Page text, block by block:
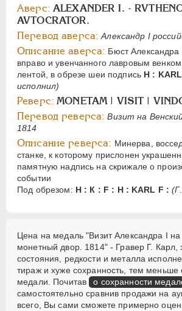
Аверс: ALEXANDER I. -
AVTOCRATOR.
Перевод аверса: Александр I
Описание аверса: Бюст
вправо и увенчанного лавровым
лентой, в обрезе шеи подпись Н :
исполнил)
Реверс: MONETAM | VISIT |
Перевод реверса: Визит на
1814
Описание реверса: Минерва,
станке, к которому прислонен
памятную надпись на скрижале о
событии
Под обрезом: Н : К : F : Н : KARL F :
Цена на медаль "Визит Александра I на
монетный двор. 1814" - Гравер Г. Карл,
состояния, редкости и металла
тираж и хуже сохранность, тем меньше
медали. Почитав о сохранности
самостоятельно сравнив продажи на
всего, Вы сами сможете примерно